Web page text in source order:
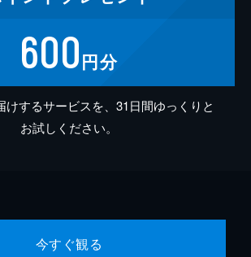
600円分
けするサービスを、31日間ゆっくりと
お試しください。
今すぐ観る